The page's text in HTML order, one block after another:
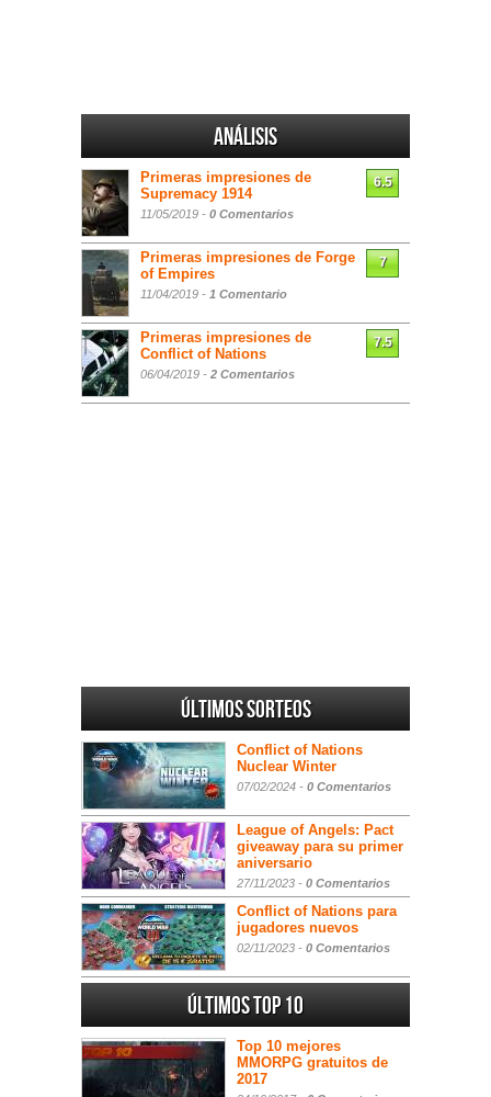
Análisis
Primeras impresiones de
Supremacy 1914
11/05/2019 - 0 Comentarios
6.5
Primeras impresiones de Forge
of Empires
11/04/2019 - 1 Comentario
7
Primeras impresiones de
Conflict of Nations
06/04/2019 - 2 Comentarios
7.5
Últimos sorteos
Conflict of Nations
Nuclear Winter
07/02/2024 - 0 Comentarios
League of Angels: Pact
giveaway para su primer
aniversario
27/11/2023 - 0 Comentarios
Conflict of Nations para
jugadores nuevos
02/11/2023 - 0 Comentarios
Últimos Top 10
Top 10 mejores
MMORPG gratuitos de
2017